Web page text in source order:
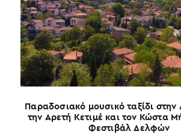
Παραδοσιακό μουσικό ταξίδι στην
την Αρετή Κετιμέ και τον Κώστα
Φεστιβάλ Δελφών